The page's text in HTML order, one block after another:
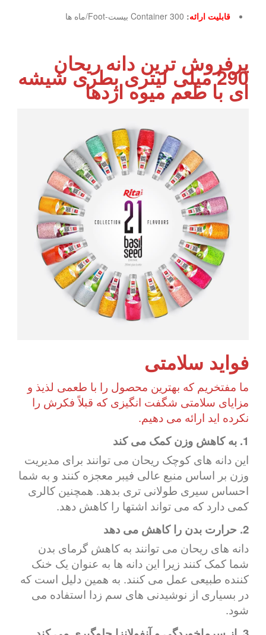
قابلیت ارائه: 300 Container بیست-Foot/ماه ها
پرفروش ترین دانه ریحان
290 میلی لیتری بطری شیشه
ای با طعم میوه اژدها
فواید سلامتی
ما مفتخریم که بهترین محصول را با طعمی لذیذ و
مزایای سلامتی شگفت انگیزی که قبلاً فکرش را
نکرده اید ارائه می دهیم.
1. به کاهش وزن کمک می کند
این دانه های کوچک ریحان می توانند برای مدیریت
وزن بر اساس منبع عالی فیبر معجزه کنند و به شما
احساس سیری طولانی تری بدهد. همچنین کالری
کمی دارد که می تواند اشتها را کاهش دهد.
2. حرارت بدن را کاهش می دهد
دانه های ریحان می توانند به کاهش گرمای بدن
شما کمک کنند زیرا این دانه ها به عنوان یک خنک
کننده طبیعی عمل می کنند. به همین دلیل است که
در بسیاری از نوشیدنی های سم زدا استفاده می
شود.